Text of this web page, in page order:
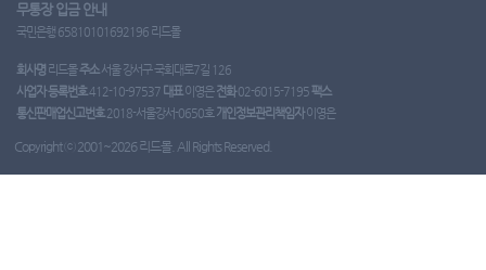
무통장 입금 안내
국민은행 65810101692196 리드몰
회사명 리드몰주소서울 강서구 국회대로7길 126
사업자 등록번호412-10-97537 대표이영은 전화02-6015-7195팩스
통신판매업신고번호2018-서울강서-0650호 개인정보관리책임자이영은
Copyright ⓒ 2001~2026 리드몰. All Rights Reserved.